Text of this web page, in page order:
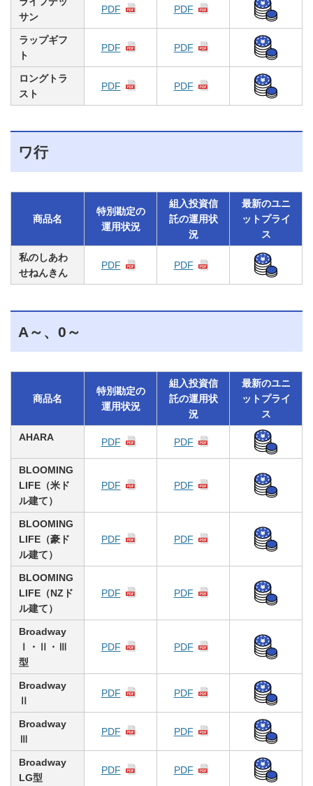
サン
PDF PDF
ラップギフ
ト
PDF PDF
ロングトラ
スト
PDF PDF
ワ行
商品名
特別勘定の
運用状況
組入投資信
託の運用状
況
最新のユニ
ットプライ
ス
私のしあわ
せねんきん
PDF PDF
A～、0～
商品名
特別勘定の
運用状況
組入投資信
託の運用状
況
最新のユニ
ットプライ
ス
AHARA PDF PDF
BLOOMING
LIFE（米ド
ル建て）
PDF PDF
BLOOMING
LIFE（豪ド
ル建て）
PDF PDF
BLOOMING
LIFE（NZド
ル建て）
PDF PDF
Broadway
Ⅰ・Ⅱ・Ⅲ
型
PDF PDF
Broadway
Ⅱ
PDF PDF
Broadway
Ⅲ
PDF PDF
Broadway
LG型
PDF PDF